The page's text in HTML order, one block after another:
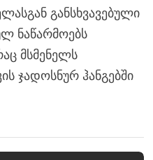
განსხვავებული
ნაწარმოებს
მსმენელს
ჯადოსნურ ჰანგებში